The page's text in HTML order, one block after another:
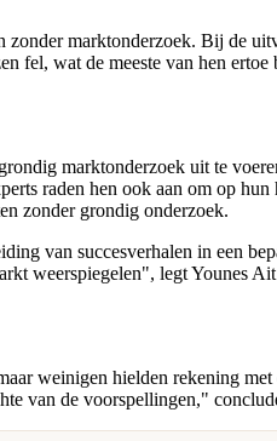
marktonderzoek. Bij de
wat de meeste van hen
marktonderzoek uit te
raden hen ook aan om op
zonder grondig onderzoek.
van succesverhalen in een
weerspiegelen", legt Younes
weinigen hielden rekening
van de voorspellingen,"